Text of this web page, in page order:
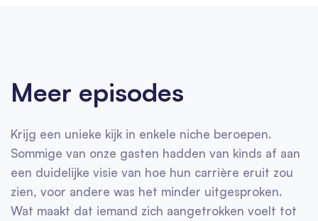
Meer episodes
Krijg een unieke kijk in enkele niche beroepen.
Sommige van onze gasten hadden van kinds af aan
een duidelijke visie van hoe hun carrière eruit zou
zien, voor andere was het minder uitgesproken.
Wat maakt dat iemand zich aangetrokken voelt tot